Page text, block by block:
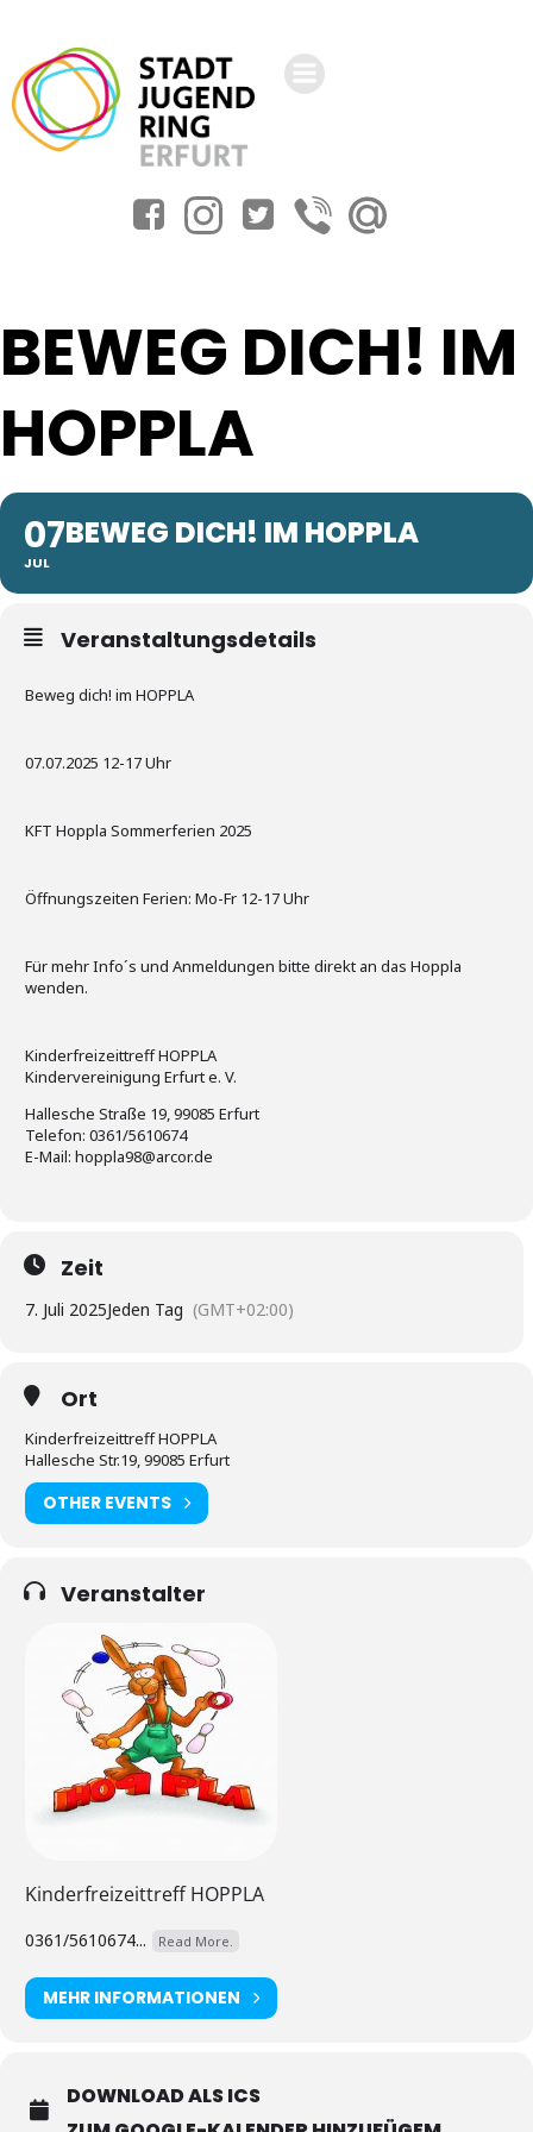
springen
BEWEG DICH! IM
HOPPLA
07
JUL
BEWEG DICH! IM HOPPLA
Veranstaltungsdetails
Beweg dich! im HOPPLA
07.07.2025 12-17 Uhr
KFT Hoppla Sommerferien 2025
Öffnungszeiten Ferien: Mo-Fr 12-17 Uhr
Für mehr Info´s und Anmeldungen bitte direkt an das Hoppla
wenden.
Kinderfreizeittreff HOPPLA
Kindervereinigung Erfurt e. V.
Hallesche Straße 19, 99085 Erfurt
Telefon: 0361/5610674
E-Mail: hoppla98@arcor.de
Zeit
7. Juli 2025Jeden Tag (GMT+02:00)
Ort
Kinderfreizeittreff HOPPLA
Hallesche Str.19, 99085 Erfurt
OTHER EVENTS
Veranstalter
Kinderfreizeittreff HOPPLA
0361/5610674... Read More.
MEHR INFORMATIONEN
DOWNLOAD ALS ICS